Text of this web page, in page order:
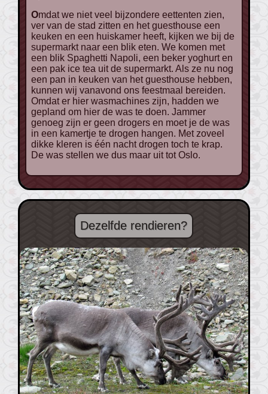
Omdat we niet veel bijzondere eettenten zien,
ver van de stad zitten en het guesthouse een
keuken en een huiskamer heeft, kijken we bij de
supermarkt naar een blik eten. We komen met
een blik Spaghetti Napoli, een beker yoghurt en
een pak ice tea uit de supermarkt. Als ze nu nog
een pan in keuken van het guesthouse hebben,
kunnen wij vanavond ons feestmaal bereiden.
Omdat er hier wasmachines zijn, hadden we
gepland om hier de was te doen. Jammer
genoeg zijn er geen drogers en moet je de was
in een kamertje te drogen hangen. Met zoveel
dikke kleren is één nacht drogen toch te krap.
De was stellen we dus maar uit tot Oslo.
Dezelfde rendieren?